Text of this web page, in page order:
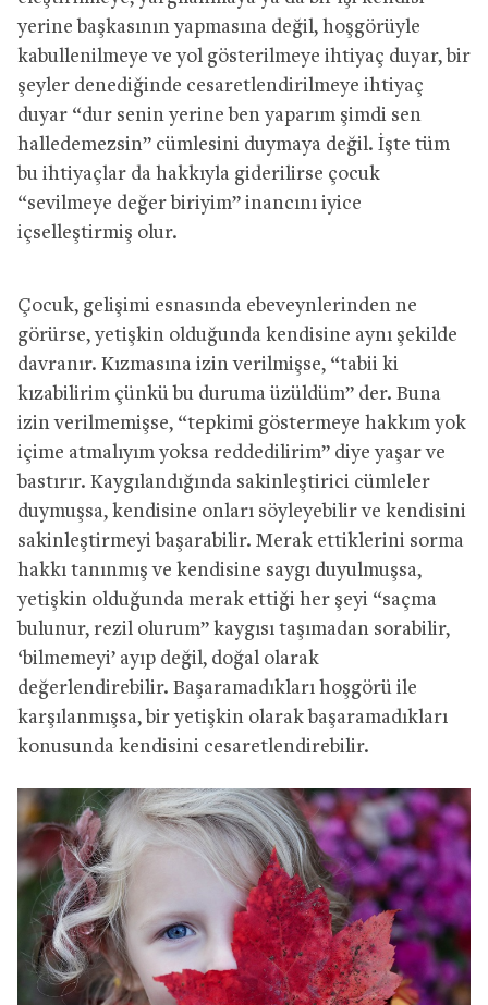
yerine başkasının yapmasına değil, hoşgörüyle
kabullenilmeye ve yol gösterilmeye ihtiyaç duyar, bir
şeyler denediğinde cesaretlendirilmeye ihtiyaç
duyar “dur senin yerine ben yaparım şimdi sen
halledemezsin” cümlesini duymaya değil. İşte tüm
bu ihtiyaçlar da hakkıyla giderilirse çocuk
“sevilmeye değer biriyim” inancını iyice
içselleştirmiş olur.
Çocuk, gelişimi esnasında ebeveynlerinden ne
görürse, yetişkin olduğunda kendisine aynı şekilde
davranır. Kızmasına izin verilmişse, “tabii ki
kızabilirim çünkü bu duruma üzüldüm” der. Buna
izin verilmemişse, “tepkimi göstermeye hakkım yok
içime atmalıyım yoksa reddedilirim” diye yaşar ve
bastırır. Kaygılandığında sakinleştirici cümleler
duymuşsa, kendisine onları söyleyebilir ve kendisini
sakinleştirmeyi başarabilir. Merak ettiklerini sorma
hakkı tanınmış ve kendisine saygı duyulmuşsa,
yetişkin olduğunda merak ettiği her şeyi “saçma
bulunur, rezil olurum” kaygısı taşımadan sorabilir,
‘bilmemeyi’ ayıp değil, doğal olarak
değerlendirebilir. Başaramadıkları hoşgörü ile
karşılanmışsa, bir yetişkin olarak başaramadıkları
konusunda kendisini cesaretlendirebilir.